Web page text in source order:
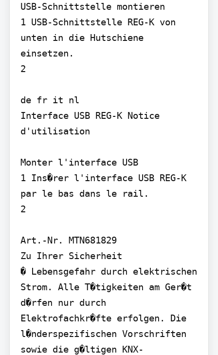
USB-Schnittstelle montieren
1 USB-Schnittstelle REG-K von
unten in die Hutschiene
einsetzen.
2
de fr it nl
Interface USB REG-K Notice
d'utilisation
Monter l'interface USB
1 Ins�rer l'interface USB REG-K
par le bas dans le rail.
2
Art.-Nr. MTN681829
Zu Ihrer Sicherheit
� Lebensgefahr durch elektrischen
Strom. Alle T�tigkeiten am Ger�t
d�rfen nur durch
Elektrofachkr�fte erfolgen. Die
l�nderspezifischen Vorschriften
sowie die g�ltigen KNX-